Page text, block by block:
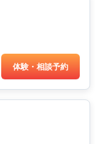
体験・相談予約